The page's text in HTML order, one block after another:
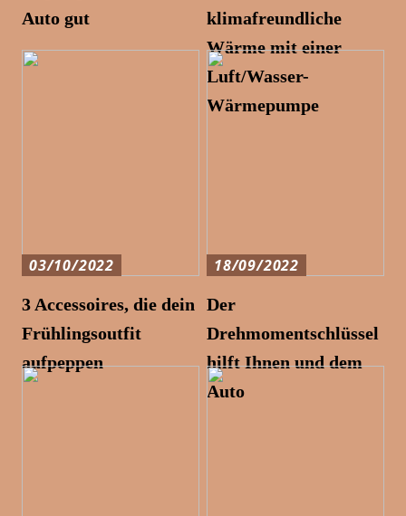
Auto gut
klimafreundliche
Wärme mit einer
Luft/Wasser-
Wärmepumpe
03/10/2022
3 Accessoires, die dein
Frühlingsoutfit
aufpeppen
18/09/2022
Der
Drehmomentschlüssel
hilft Ihnen und dem
Auto